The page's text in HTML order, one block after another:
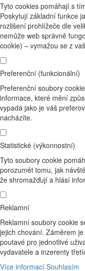
Tyto cookies pomáhají s
Poskytují základní funkce
rozlišení prohlížeče dle
nemůže web správně
cookie) – vymažou se z
Preferenční (funkcionální)
Preferenční soubory
informace, které mění
vypadá jako je váš
nacházíte.
Statistické (výkonnostní)
Tyto soubory cookie
porozumět tomu, jak
že shromažďují a hlásí
Reklamní
Reklamní soubory cookie
jejich chování. Záměrem
poutavé pro jednotlivé
vydavatele a inzerenty
Více informací Souhlasím